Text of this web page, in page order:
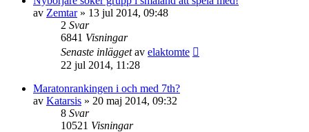
av Zemtar» 13 jul 2014, 09:48
2 Svar
6841 Visningar
Senaste inläggetav elaktomte
22 jul 2014, 11:28
Maratonrankingen i och med 7th?
av Katarsis » 20 maj 2014, 09:32
8 Svar
10521 Visningar